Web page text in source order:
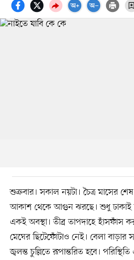
শুক্রবার। সকাল নয়টা। চৈত্র মাসের শেষ
আকাশ থেকে আগুন ঝরছে। শুধু ঢাকাই
একই অবস্থা। তীব্র তাপদাহে হাঁসফাঁস
মেঘের ছিটেফোঁটাও নেই। বেলা বাড়ার
জ্বলন্ত চুল্লিতে রূপান্তরিত হবে।